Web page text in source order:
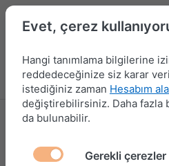
Menü Kampanyalar Yeni
Evet, çerez
Hangi tanımlama bilgilerine
reddedeceğinize siz karar
istediğiniz zaman Hesabım
değiştirebilirsiniz. Daha fazla
da bulunabilir.
Gerekli çerezler